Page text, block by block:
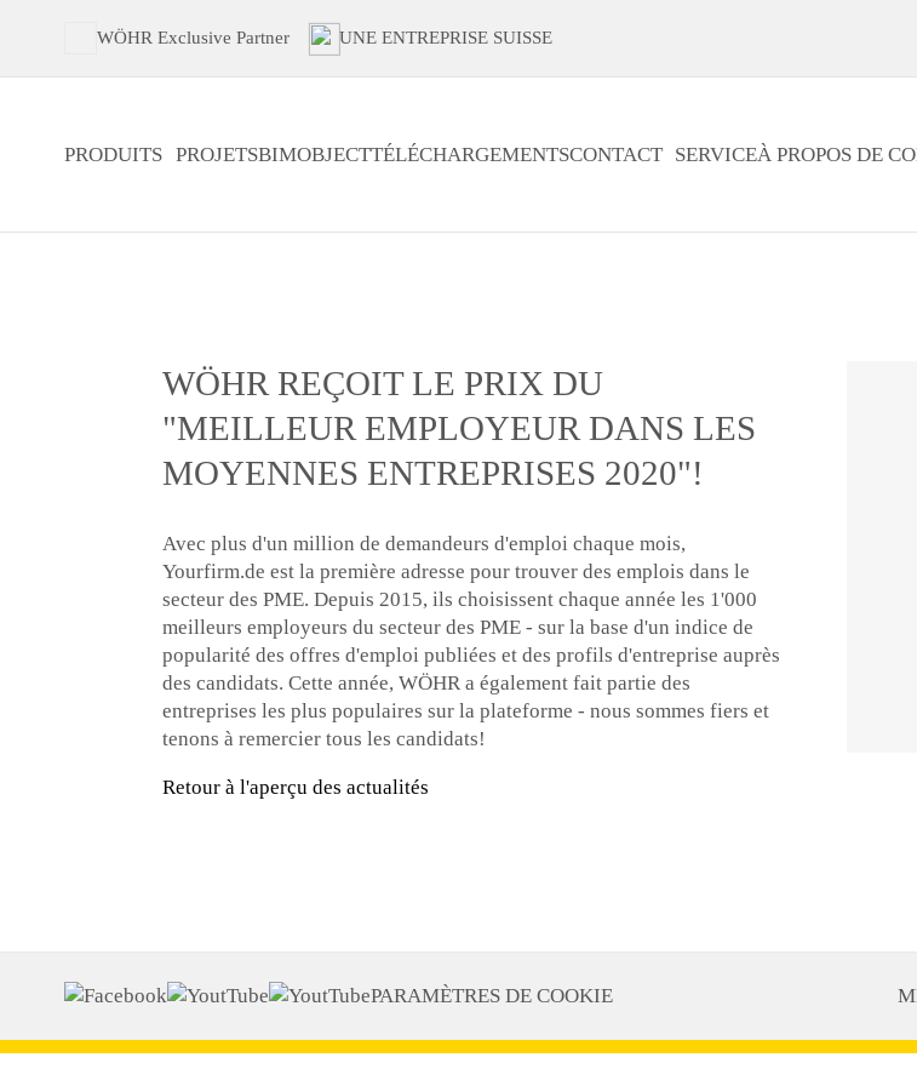
WÖHR Exclusive Partner UNE ENTREPRISE SUISSE
PRODUITS PROJETSBIMOBJECTTÉLÉCHARGEMENTSCONTACT SERVICEÀ PROPOS DE
WÖHR REÇOIT LE PRIX DU
"MEILLEUR EMPLOYEUR DANS LES
MOYENNES ENTREPRISES 2020"!
Avec plus d'un million de demandeurs d'emploi chaque mois,
Yourfirm.de est la première adresse pour trouver des emplois dans le
secteur des PME. Depuis 2015, ils choisissent chaque année les 1'000
meilleurs employeurs du secteur des PME - sur la base d'un indice de
popularité des offres d'emploi publiées et des profils d'entreprise auprès
des candidats. Cette année, WÖHR a également fait partie des
entreprises les plus populaires sur la plateforme - nous sommes fiers et
tenons à remercier tous les candidats!
Retour à l'aperçu des actualités
PARAMÈTRES DE COOKIE